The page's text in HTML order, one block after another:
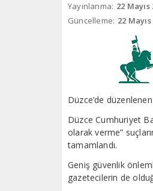
Yayınlanma: 22 Mayıs
Güncelleme: 22
Düzce’de
Düzce Cumhuriyet
olarak verme”
tamamlandı.
Geniş güvenlik
gazetecilerin de